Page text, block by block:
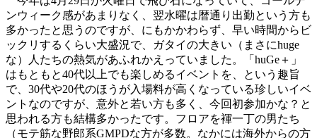
ンウィーク感があまりなく、翌水曜は暦通り出勤という方も
多かったと思うのですが、にもかかわらず、早い時間からビ
ックリするくらい大盛況で、ガタイの大きい（まさにhuge
な）人たちの熱気があふれかえっていました。「huGe＋」
はもともと40代以上でも楽しめるイベントを、という趣旨
で、30代や20代のほうが入場料が高くなっている珍しいイベ
ントなのですが、意外と若い方も多く、今回初参加かな？と
思われる方も結構多かったです。フロアを褌一丁の男たち
（モテ筋な野郎系GMPDな方が多数。なかには海外からの方